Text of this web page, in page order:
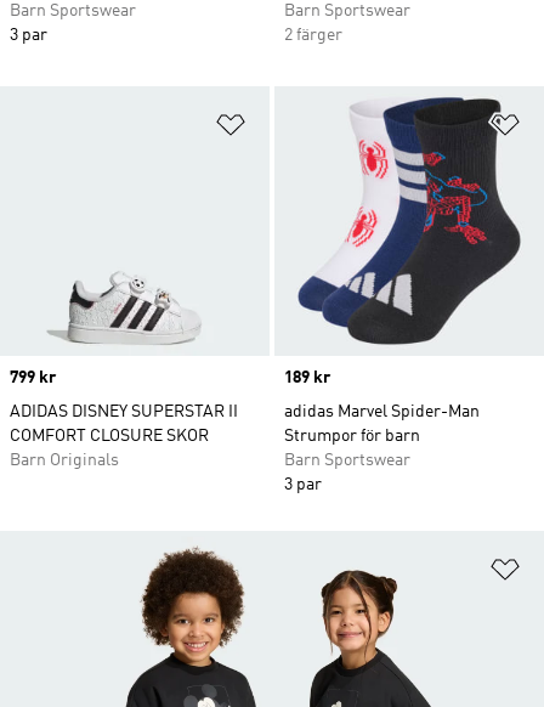
Barn Sportswear
3 par
Barn Sportswear
2 färger
Lägg till på önskelistan
Price
799 kr
ADIDAS DISNEY SUPERSTAR II
COMFORT CLOSURE SKOR
Barn Originals
Price
189 kr
adidas Marvel Spider-Man
Strumpor för barn
Barn Sportswear
3 par